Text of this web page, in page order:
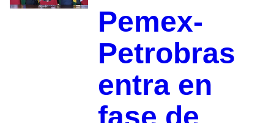
Pemex-
Petrobras
entra en